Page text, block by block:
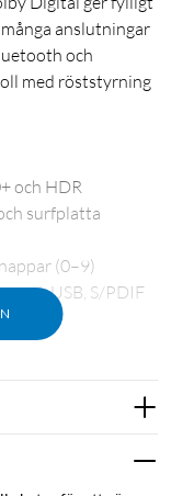
anslutningar
och
med röststyrning
och HDR
surfplatta
(0–9)
USB, S/PDIF
via Google